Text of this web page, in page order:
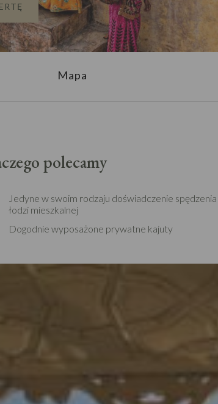
Mapa
polecamy
Jedyne w swoim rodzaju doświadczenie
łodzi mieszkalnej
Dogodnie wyposażone prywatne kajuty